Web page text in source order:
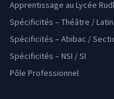
Apprentissage au Lycée
Spécificités – Théâtre /
Spécificités – Abibac /
Spécificités – NSI / SI
Pôle Professionnel